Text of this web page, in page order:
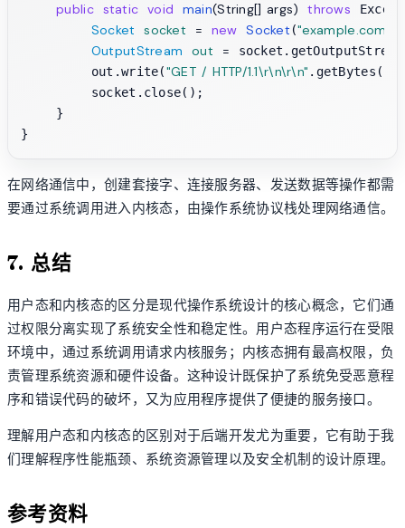
public static void main(String[] args) throws
Socket socket = new Socket ("example.com"
OutputStream out =
        out.write(
"GET / HTTP/1.1\r\n\r\n"
    }
在网络通信中，创建套接字、连接服务器、发送数据等操作都需
要通过系统调用进入内核态，由操作系统协议栈处理网络通信。
7. 总结
用户态和内核态的区分是现代操作系统设计的核心概念，它们通
过权限分离实现了系统安全性和稳定性。用户态程序运行在受限
环境中，通过系统调用请求内核服务；内核态拥有最高权限，负
责管理系统资源和硬件设备。这种设计既保护了系统免受恶意程
序和错误代码的破坏，又为应用程序提供了便捷的服务接口。
理解用户态和内核态的区别对于后端开发尤为重要，它有助于我
们理解程序性能瓶颈、系统资源管理以及安全机制的设计原理。
参考资料